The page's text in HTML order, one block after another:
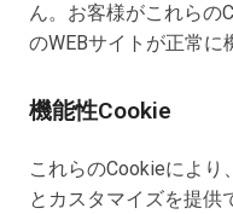
ん。お客様がこれらの
のWEBサイトが正常に
機能性Cookie
これらのCookieにより
とカスタマイズを提供